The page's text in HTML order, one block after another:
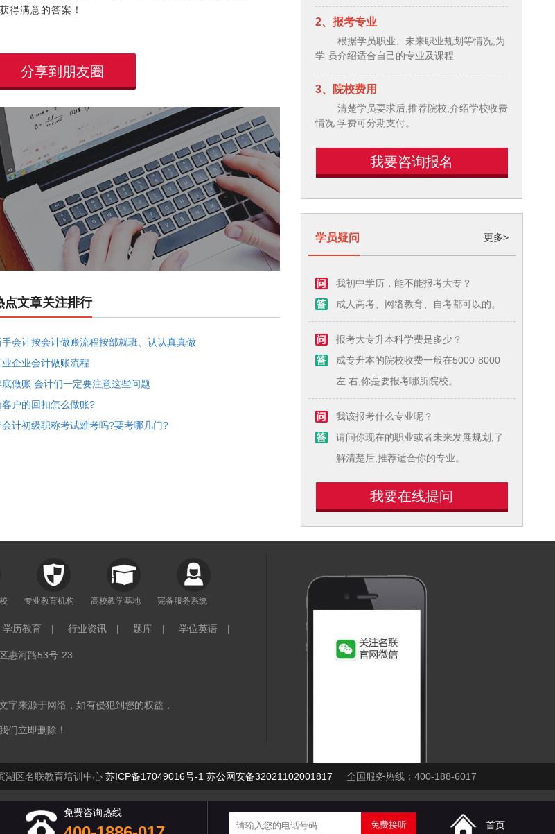
得满意的答案！
分享到朋友圈
点文章关注排行
手会计按会计做账流程按部就班、认认真真做
业企业会计做账流程
底做账 会计们一定要注意这些问题
客户的回扣怎么做账?
会计初级职称考试难考吗?要考哪几门?
2、报考专业
根据学员职业、未来职业规划等情况,为
学 员介绍适合自己的专业及课程
3、院校费用
清楚学员要求后,推荐院校,介绍学校收费
情况.学费可分期支付。
我要咨询报名
学员疑问 更多>
我初中学历，能不能报考大专？
成人高考、网络教育、自考都可以的。
报考大专升本科学费是多少？
成专升本的院校收费一般在5000-8000
左 右,你是要报考哪所院校。
我该报考什么专业呢？
请问你现在的职业或者未来发展规划,了
解清楚后,推荐适合你的专业。
我要在线提问
专业教育机构 高校教学基地 完备服务系统
学历教育 | 行业资讯 | 题库 | 学位英语 |
惠河路53号-23
字来源于网络，如有侵犯到您的权益，
们立即删除！
区名联教育培训中心 苏ICP备17049016号-1 苏公网安备32021102001817 全国服务热线：400-188-6017
免费咨询热线
首页